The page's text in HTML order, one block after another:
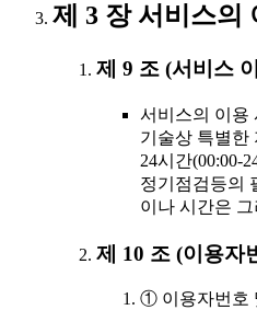
제 3 장 서비스의
제 9 조 (서비스
서비스의 이용
기술상 특별한
24시간(00:00-
정기점검등의
이나 시간은
제 10 조 (이용자
① 이용자번호